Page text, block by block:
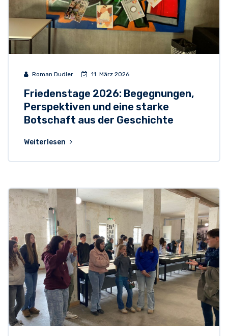
Roman Dudler 11. März 2026
Friedenstage 2026: Begegnungen,
Perspektiven und eine starke
Botschaft aus der Geschichte
Weiterlesen